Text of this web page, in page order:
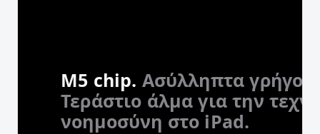
M5 chip. Ασύλληπτα
Τεράστιο άλμα για την
νοημοσύνη στο iPad.